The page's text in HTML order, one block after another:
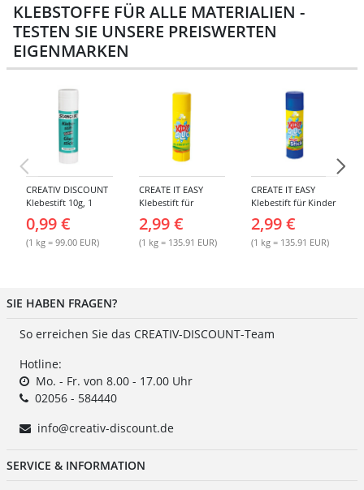
KLEBSTOFFE FÜR ALLE MATERIALIEN -
TESTEN SIE UNSERE PREISWERTEN
EIGENMARKEN
CREATIV DISCOUNT
Klebestift 10g, 1
0,99 €
(1 kg = 99.00 EUR)
CREATE IT EASY
Klebestift für
2,99 €
(1 kg = 135.91 EUR)
CREATE IT EASY
Klebestift für Kinder
2,99 €
(1 kg = 135.91 EUR)
SIE HABEN FRAGEN?
So erreichen Sie das CREATIV-DISCOUNT-Team
Hotline:
Mo. - Fr. von 8.00 - 17.00 Uhr
02056 - 584440
info@creativ-discount.de
SERVICE & INFORMATION